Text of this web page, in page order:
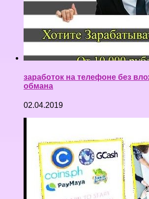
заработок на телефоне без
обмана
02.04.2019